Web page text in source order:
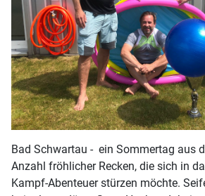
Bad Schwartau - ein Sommertag aus
Anzahl fröhlicher Recken, die sich in
Kampf-Abenteuer stürzen möchte.